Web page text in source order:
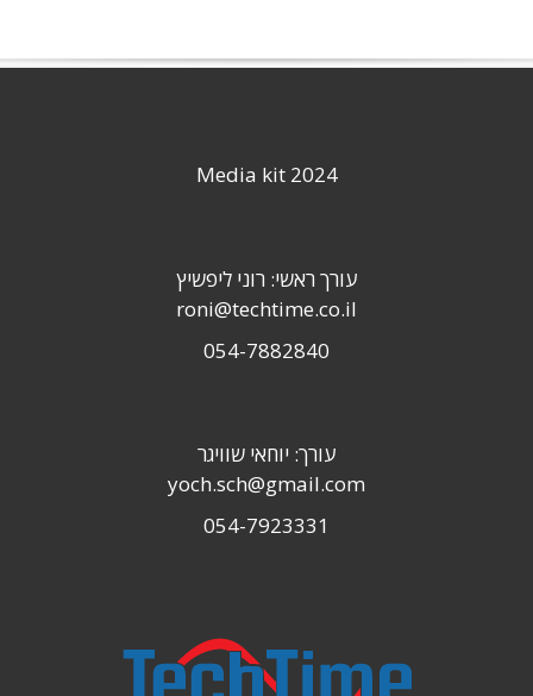
Media kit 2024
עורך ראשי: רוני ליפשיץ
roni@techtime.co.il
054-7882840
עורך: יוחאי שוויגר
yoch.sch@gmail.com
054-7923331